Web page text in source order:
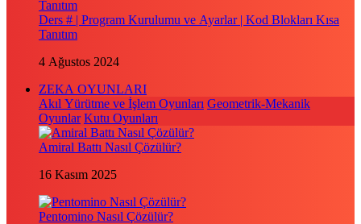
Ders # | Program Kurulumu ve Ayarlar | Kod Blokları Kısa
Tanıtım
4 Ağustos 2024
ZEKA OYUNLARI
Akıl Yürütme ve İşlem Oyunları Geometrik-Mekanik
Oyunlar Kutu Oyunları
Amiral Battı Nasıl Çözülür?
16 Kasım 2025
Pentomino Nasıl Çözülür?